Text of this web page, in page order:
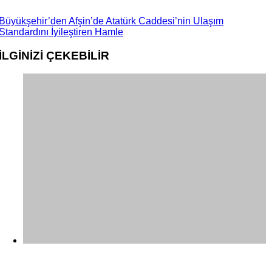
Afşin’de Atatürk Caddesi’nin Ulaşım
İyileştiren Hamle
ÇEKEBİLİR